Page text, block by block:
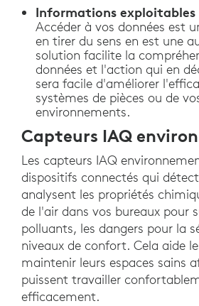
Informations
Accéder à vos données est
en tirer du sens en est une
solution facilite la
données et l'action qui en
sera facile d'améliorer
systèmes de pièces ou de
environnements.
Capteurs IAQ
Les capteurs IAQ
dispositifs connectés qui
analysent les propriétés
de l'air dans vos bureaux pour
polluants, les dangers pour la
niveaux de confort. Cela aide
maintenir leurs espaces sains
puissent travailler
efficacement.